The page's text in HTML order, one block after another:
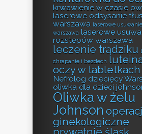
krwawienie w czasie
laserowe odsysanie
warszawa laserowe
warszawa laserowe
rozstępów warszawa
leczenie trądziku
chrapanie i bezdech
oczy w tabletkach
Nefrolog dziecięcy
oliwka dla dzieci
Oliwka w żelu
Johnson
ginekologiczne